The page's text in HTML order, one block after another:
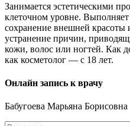
Занимается эстетическими
клеточном уровне.
сохранение внешней красоты
устранение причин,
кожи, волос или ногтей. Как
как косметолог — с 18 лет.
Онлайн запись к врачу
Бабугоева Марьяна Борисовна